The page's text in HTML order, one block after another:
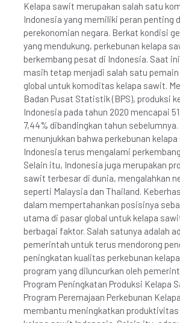
Kelapa sawit merupakan salah satu
Indonesia yang memiliki peran penting
perekonomian negara. Berkat kondisi
yang mendukung, perkebunan kelapa
berkembang pesat di Indonesia. Saat
masih tetap menjadi salah satu
global untuk komoditas kelapa sawit.
Badan Pusat Statistik (BPS), produksi
Indonesia pada tahun 2020 mencapai
7,44% dibandingkan tahun sebelumnya.
menunjukkan bahwa perkebunan
Indonesia terus mengalami
Selain itu, Indonesia juga merupakan
sawit terbesar di dunia, mengalahkan
seperti Malaysia dan Thailand.
dalam mempertahankan posisinya
utama di pasar global untuk kelapa
berbagai faktor. Salah satunya adalah
pemerintah untuk terus mendorong
peningkatan kualitas perkebunan
program yang diluncurkan oleh
Program Peningkatan Produksi Kelapa
Program Peremajaan Perkebunan
membantu meningkatkan